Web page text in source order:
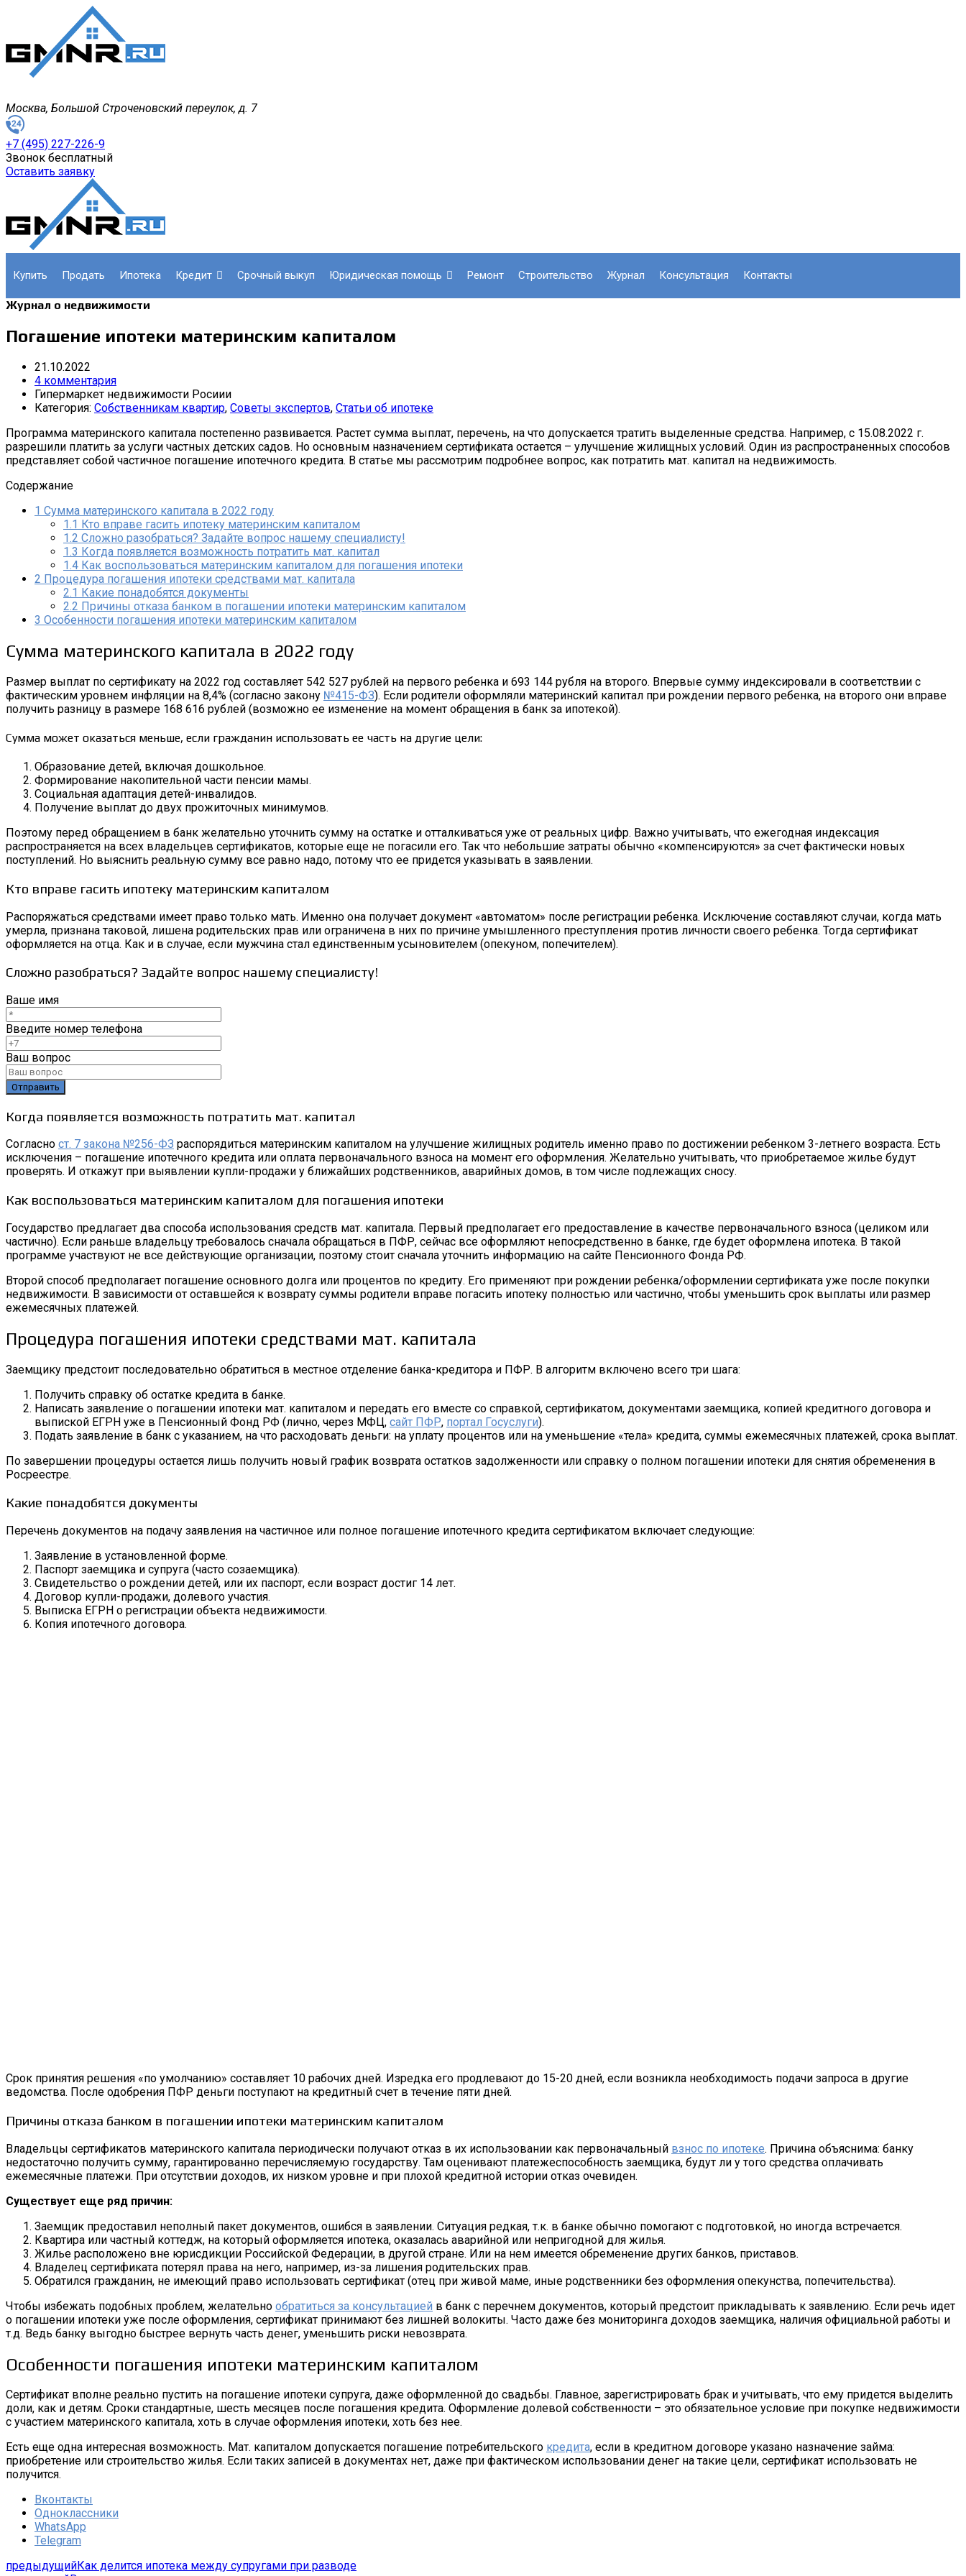
Москва, Большой Строченовский переулок, д. 7
+7 (495) 227-226-9
Звонок бесплатный
Оставить заявку
купить продать ипотека кредит срочный выкуп юридическая помощь ремонт строительство журнал консультация контакты
Журнал о недвижимости
Погашение ипотеки материнским капиталом
21.10.2022
4 комментария
Гипермаркет недвижимости Росиии
Категория: Собственникам квартир, Советы экспертов, Статьи об ипотеке
Программа материнского капитала постепенно развивается. Растет сумма выплат, перечень, на что допускается тратить выделенные средства. Например, с 15.08.2022 г.
разрешили платить за услуги частных детских садов. Но основным назначением сертификата остается – улучшение жилищных условий. Один из распространенных способов
представляет собой частичное погашение ипотечного кредита. В статье мы рассмотрим подробнее вопрос, как потратить мат. капитал на недвижимость.
Содержание
1 Сумма материнского капитала в 2022 году
1.1 Кто вправе гасить ипотеку материнским капиталом
1.2 Сложно разобраться? Задайте вопрос нашему специалисту!
1.3 Когда появляется возможность потратить мат. капитал
1.4 Как воспользоваться материнским капиталом для погашения ипотеки
2 Процедура погашения ипотеки средствами мат. капитала
2.1 Какие понадобятся документы
2.2 Причины отказа банком в погашении ипотеки материнским капиталом
3 Особенности погашения ипотеки материнским капиталом
Сумма материнского капитала в 2022 году
Размер выплат по сертификату на 2022 год составляет 542 527 рублей на первого ребенка и 693 144 рубля на второго. Впервые сумму индексировали в соответствии с
фактическим уровнем инфляции на 8,4% (согласно закону №415-ФЗ). Если родители оформляли материнский капитал при рождении первого ребенка, на второго они вправе
получить разницу в размере 168 616 рублей (возможно ее изменение на момент обращения в банк за ипотекой).
Сумма может оказаться меньше, если гражданин использовать ее часть на другие цели:
Образование детей, включая дошкольное.
Формирование накопительной части пенсии мамы.
Социальная адаптация детей-инвалидов.
Получение выплат до двух прожиточных минимумов.
Поэтому перед обращением в банк желательно уточнить сумму на остатке и отталкиваться уже от реальных цифр. Важно учитывать, что ежегодная индексация
распространяется на всех владельцев сертификатов, которые еще не погасили его. Так что небольшие затраты обычно «компенсируются» за счет фактически новых
поступлений. Но выяснить реальную сумму все равно надо, потому что ее придется указывать в заявлении.
Кто вправе гасить ипотеку материнским капиталом
Распоряжаться средствами имеет право только мать. Именно она получает документ «автоматом» после регистрации ребенка. Исключение составляют случаи, когда мать
умерла, признана таковой, лишена родительских прав или ограничена в них по причине умышленного преступления против личности своего ребенка. Тогда сертификат
оформляется на отца. Как и в случае, если мужчина стал единственным усыновителем (опекуном, попечителем).
Сложно разобраться? Задайте вопрос нашему специалисту!
Ваше имя
Введите номер телефона
Ваш вопрос
Когда появляется возможность потратить мат. капитал
Согласно ст. 7 закона №256-ФЗ распорядиться материнским капиталом на улучшение жилищных родитель именно право по достижении ребенком 3-летнего возраста. Есть
исключения – погашение ипотечного кредита или оплата первоначального взноса на момент его оформления. Желательно учитывать, что приобретаемое жилье будут
проверять. И откажут при выявлении купли-продажи у ближайших родственников, аварийных домов, в том числе подлежащих сносу.
Как воспользоваться материнским капиталом для погашения ипотеки
Государство предлагает два способа использования средств мат. капитала. Первый предполагает его предоставление в качестве первоначального взноса (целиком или
частично). Если раньше владельцу требовалось сначала обращаться в ПФР, сейчас все оформляют непосредственно в банке, где будет оформлена ипотека. В такой
программе участвуют не все действующие организации, поэтому стоит сначала уточнить информацию на сайте Пенсионного Фонда РФ.
Второй способ предполагает погашение основного долга или процентов по кредиту. Его применяют при рождении ребенка/оформлении сертификата уже после покупки
недвижимости. В зависимости от оставшейся к возврату суммы родители вправе погасить ипотеку полностью или частично, чтобы уменьшить срок выплаты или размер
ежемесячных платежей.
Процедура погашения ипотеки средствами мат. капитала
Заемщику предстоит последовательно обратиться в местное отделение банка-кредитора и ПФР. В алгоритм включено всего три шага:
Получить справку об остатке кредита в банке.
Написать заявление о погашении ипотеки мат. капиталом и передать его вместе со справкой, сертификатом, документами заемщика, копией кредитного договора и
выпиской ЕГРН уже в Пенсионный Фонд РФ (лично, через МФЦ, сайт ПФР, портал Госуслуги).
Подать заявление в банк с указанием, на что расходовать деньги: на уплату процентов или на уменьшение «тела» кредита, суммы ежемесячных платежей, срока выплат.
По завершении процедуры остается лишь получить новый график возврата остатков задолженности или справку о полном погашении ипотеки для снятия обременения в
Росреестре.
Какие понадобятся документы
Перечень документов на подачу заявления на частичное или полное погашение ипотечного кредита сертификатом включает следующие:
Заявление в установленной форме.
Паспорт заемщика и супруга (часто созаемщика).
Свидетельство о рождении детей, или их паспорт, если возраст достиг 14 лет.
Договор купли-продажи, долевого участия.
Выписка ЕГРН о регистрации объекта недвижимости.
Копия ипотечного договора.
Срок принятия решения «по умолчанию» составляет 10 рабочих дней. Изредка его продлевают до 15-20 дней, если возникла необходимость подачи запроса в другие
ведомства. После одобрения ПФР деньги поступают на кредитный счет в течение пяти дней.
Причины отказа банком в погашении ипотеки материнским капиталом
Владельцы сертификатов материнского капитала периодически получают отказ в их использовании как первоначальный взнос по ипотеке. Причина объяснима: банку
недостаточно получить сумму, гарантированно перечисляемую государству. Там оценивают платежеспособность заемщика, будут ли у того средства оплачивать
ежемесячные платежи. При отсутствии доходов, их низком уровне и при плохой кредитной истории отказ очевиден.
Существует еще ряд причин:
Заемщик предоставил неполный пакет документов, ошибся в заявлении. Ситуация редкая, т.к. в банке обычно помогают с подготовкой, но иногда встречается.
Квартира или частный коттедж, на который оформляется ипотека, оказалась аварийной или непригодной для жилья.
Жилье расположено вне юрисдикции Российской Федерации, в другой стране. Или на нем имеется обременение других банков, приставов.
Владелец сертификата потерял права на него, например, из-за лишения родительских прав.
Обратился гражданин, не имеющий право использовать сертификат (отец при живой маме, иные родственники без оформления опекунства, попечительства).
Чтобы избежать подобных проблем, желательно обратиться за консультацией в банк с перечнем документов, который предстоит прикладывать к заявлению. Если речь идет
о погашении ипотеки уже после оформления, сертификат принимают без лишней волокиты. Часто даже без мониторинга доходов заемщика, наличия официальной работы и
т.д. Ведь банку выгодно быстрее вернуть часть денег, уменьшить риски невозврата.
Особенности погашения ипотеки материнским капиталом
Сертификат вполне реально пустить на погашение ипотеки супруга, даже оформленной до свадьбы. Главное, зарегистрировать брак и учитывать, что ему придется выделить
доли, как и детям. Сроки стандартные, шесть месяцев после погашения кредита. Оформление долевой собственности – это обязательное условие при покупке недвижимости
с участием материнского капитала, хоть в случае оформления ипотеки, хоть без нее.
Есть еще одна интересная возможность. Мат. капиталом допускается погашение потребительского кредита, если в кредитном договоре указано назначение займа:
приобретение или строительство жилья. Если таких записей в документах нет, даже при фактическом использовании денег на такие цели, сертификат использовать не
получится.
Вконтакты
Одноклассники
WhatsApp
Telegram
предыдущийКак делится ипотека между супругами при разводе